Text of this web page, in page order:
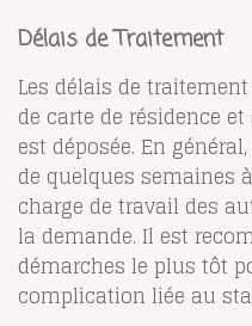
Délais de Traitement
Les délais de
de carte de résidence
est déposée. En
de quelques semaines
charge de travail des
la demande. Il est
démarches le plus tôt
complication liée au